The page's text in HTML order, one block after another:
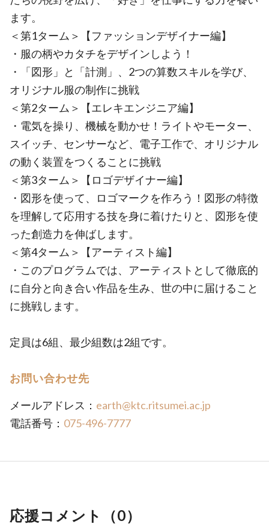
ます。
＜第1ターム＞【ファッションデザイナー編】
・服の柄やカタチをデザインしよう！
・「図形」と「計測」、2つの算数スキルを学び、
オリジナル服の制作に挑戦
＜第2ターム＞【エレキエンジニア編】
・電気を操り、機械を動かせ！ライトやモーター、
スイッチ、センサーなど、電子工作で、オリジナル
の動く装置をつくることに挑戦
＜第3ターム＞【ロゴデザイナー編】
・図形を使って、ロゴマークを作ろう！図形の特徴
を理解して応用する技を身に着けたりと、図形を使
った創造力を伸ばします。
＜第4ターム＞【アーティスト編】
・このプログラムでは、アーティストとして徹底的
に自分と向き合い作品を生み、世の中に届けること
に挑戦します。
定員は6組、最少組数は2組です。
お問い合わせ先
メールアドレス： earth@ktc.ritsumei.ac.jp
電話番号： 075-496-7777
応援コメント（0）